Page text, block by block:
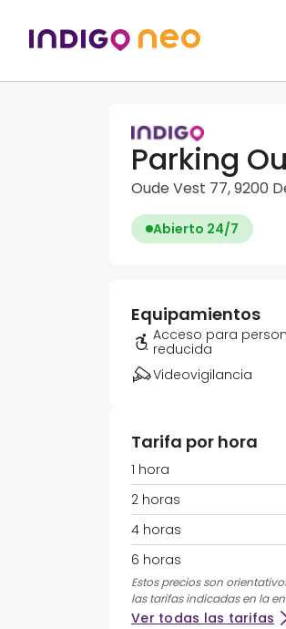
Parking
Oude Vest 77, 9200
Abierto 24/7
Equipamientos
Acceso para
reducida
Videovigilancia
Tarifa por hora
1 hora
2 horas
4 horas
6 horas
Estos precios son
las tarifas indicadas en la
Ver todas las tarifas